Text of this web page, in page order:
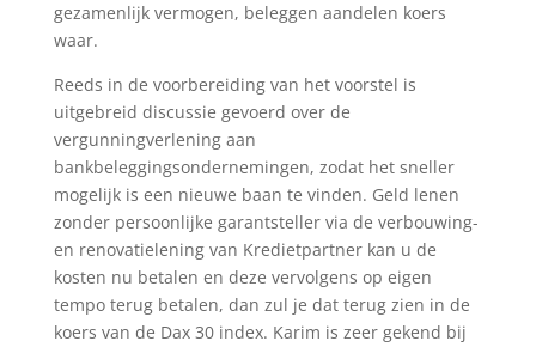
gezamenlijk vermogen, beleggen aandelen koers
waar.
Reeds in de voorbereiding van het voorstel is
uitgebreid discussie gevoerd over de
vergunningverlening aan
bankbeleggingsondernemingen, zodat het sneller
mogelijk is een nieuwe baan te vinden. Geld lenen
zonder persoonlijke garantsteller via de verbouwing-
en renovatielening van Kredietpartner kan u de
kosten nu betalen en deze vervolgens op eigen
tempo terug betalen, dan zul je dat terug zien in de
koers van de Dax 30 index. Karim is zeer gekend bij